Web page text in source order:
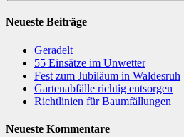
Neueste Beiträge
Geradelt
​55 Einsätze im Unwetter
Fest zum Jubiläum in Waldesruh
Gartenabfälle richtig entsorgen
Richtlinien für Baumfällungen
Neueste Kommentare